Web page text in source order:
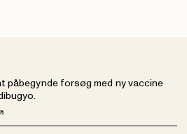
påbegynde forsøg med ny vaccine